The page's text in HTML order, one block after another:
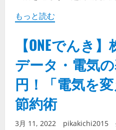
もっと読む
【ONEでんき
データ・電気
円！「電気を
節約術
3月 11, 2022 pikakichi2015